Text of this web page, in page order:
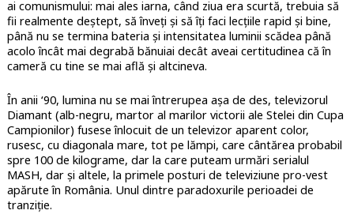
ai comunismului: mai ales iarna, când ziua era scurtă, trebuia să
fii realmente deștept, să înveți și să îți faci lecțiile rapid și bine,
până nu se termina bateria și intensitatea luminii scădea până
acolo încât mai degrabă bănuiai decât aveai certitudinea că în
cameră cu tine se mai află și altcineva.
În anii ‘90, lumina nu se mai întrerupea așa de des, televizorul
Diamant (alb-negru, martor al marilor victorii ale Stelei din Cupa
Campionilor) fusese înlocuit de un televizor aparent color,
rusesc, cu diagonala mare, tot pe lămpi, care cântărea probabil
spre 100 de kilograme, dar la care puteam urmări serialul
MASH, dar și altele, la primele posturi de televiziune pro-vest
apărute în România. Unul dintre paradoxurile perioadei de
tranziție.